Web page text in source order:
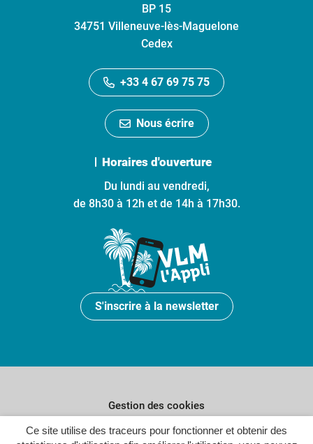
Ce site utilise des traceurs pour fonctionner et obtenir des
BP 15
34751 Villeneuve-lès-Maguelone
Cedex
+33 4 67 69 75 75
Nous écrire
Horaires d'ouverture
Du lundi au vendredi,
de 8h30 à 12h et de 14h à 17h30.
S'inscrire à la newsletter
Gestion des cookies
Plan du site